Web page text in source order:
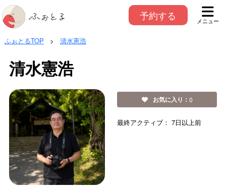
予約する メニュー
ふぉとるTOP > 清水憲浩
清水憲浩
お気に入り： 0
最終アクティブ： 7日以上前